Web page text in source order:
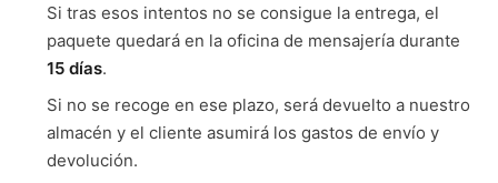
Si tras esos intentos no se consigue la entrega, el
paquete quedará en la oficina de mensajería durante
15 días.
Si no se recoge en ese plazo, será devuelto a nuestro
almacén y el cliente asumirá los gastos de envío y
devolución.